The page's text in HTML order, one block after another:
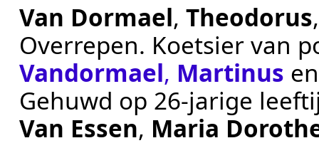
Van Dormael,Theodorus
Overrepen. Koetsier van
Vandormael, Martinus
Gehuwd op 26-jarige
Van Essen, Maria